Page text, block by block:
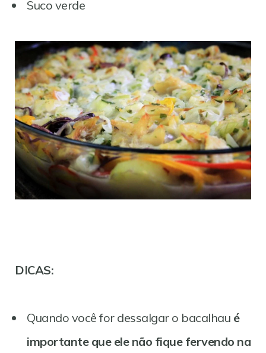
Suco verde
DICAS:
Quando você for dessalgar o bacalhau é
importante que ele não fique fervendo na